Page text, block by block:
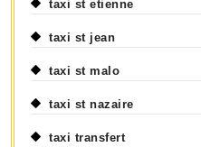
taxi st etienne
taxi st jean
taxi st malo
taxi st nazaire
taxi transfert